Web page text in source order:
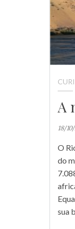
A
18/
O
do
sua